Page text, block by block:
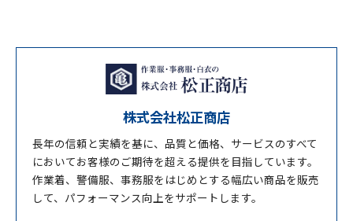
株式会社松正商店
長年の信頼と実績を基に、品質と価格、サービスのすべて
においてお客様のご期待を超える提供を目指しています。
作業着、警備服、事務服をはじめとする幅広い商品を販売
して、パフォーマンス向上をサポートします。